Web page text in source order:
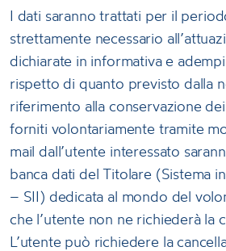
I dati saranno trattati per il
strettamente necessario
dichiarate in informativa e
rispetto di quanto previsto dalla
riferimento alla conservazione
forniti volontariamente tramite
mail dall’utente interessato
banca dati del Titolare (Sistema
– SII) dedicata al mondo del
che l’utente non ne richiederà la
L’utente può richiedere la